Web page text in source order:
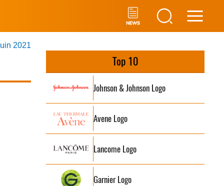
2021
Top 10
Johnson & Johnson Logo
Avene Logo
Lancome Logo
Garnier Logo